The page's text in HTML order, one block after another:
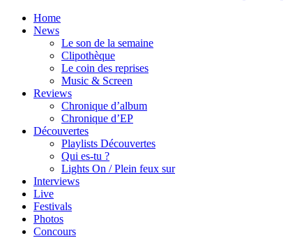
Home
News
Le son de la semaine
Clipothèque
Le coin des reprises
Music & Screen
Reviews
Chronique d’album
Chronique d’EP
Découvertes
Playlists Découvertes
Qui es-tu ?
Lights On / Plein feux sur
Interviews
Live
Festivals
Photos
Concours